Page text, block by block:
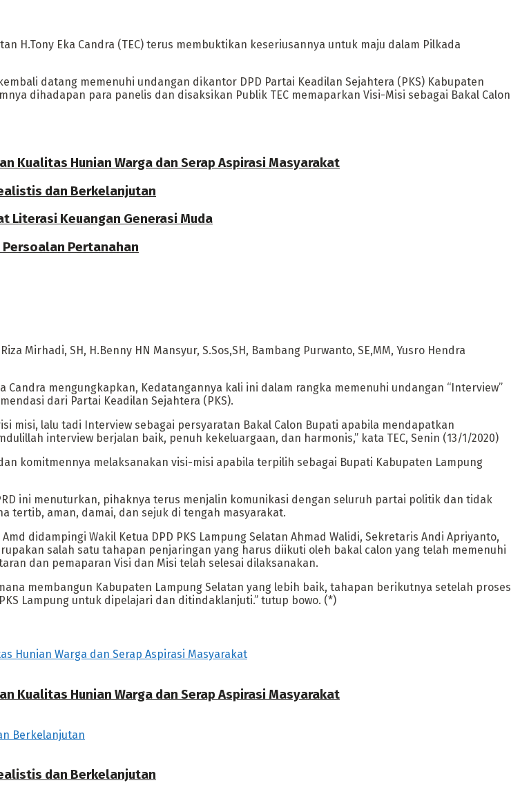
H.Tony Eka Candra (TEC) terus membuktikan keseriusannya untuk maju dalam Pilkada
datang memenuhi undangan dikantor DPD Partai Keadilan Sejahtera (PKS) Kabupaten
dihadapan para panelis dan disaksikan Publik TEC memaparkan Visi-Misi sebagai Bakal Calon
Kualitas Hunian Warga dan Serap Aspirasi Masyarakat
dan Berkelanjutan
Literasi Keuangan Generasi Muda
Persoalan Pertanahan
SH, H.Benny HN Mansyur, S.Sos,SH, Bambang Purwanto, SE,MM, Yusro Hendra
Candra mengungkapkan, Kedatangannya kali ini dalam rangka memenuhi undangan “Interview”
dari Partai Keadilan Sejahtera (PKS).
misi, lalu tadi Interview sebagai persyaratan Bakal Calon Bupati apabila mendapatkan
interview berjalan baik, penuh kekeluargaan, dan harmonis,” kata TEC, Senin (13/1/2020)
komitmennya melaksanakan visi-misi apabila terpilih sebagai Bupati Kabupaten Lampung
ini menuturkan, pihaknya terus menjalin komunikasi dengan seluruh partai politik dan tidak
tertib, aman, damai, dan sejuk di tengah masyarakat.
didampingi Wakil Ketua DPD PKS Lampung Selatan Ahmad Walidi, Sekretaris Andi Apriyanto,
salah satu tahapan penjaringan yang harus diikuti oleh bakal calon yang telah memenuhi
dan pemaparan Visi dan Misi telah selesai dilaksanakan.
membangun Kabupaten Lampung Selatan yang lebih baik, tahapan berikutnya setelah proses
Lampung untuk dipelajari dan ditindaklanjuti.” tutup bowo. (*)
Kualitas Hunian Warga dan Serap Aspirasi Masyarakat
dan Berkelanjutan